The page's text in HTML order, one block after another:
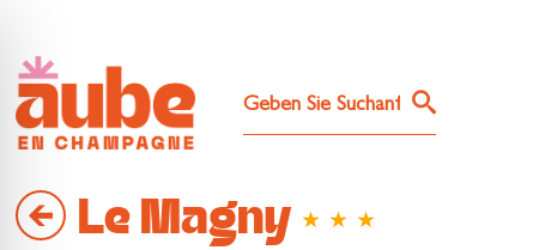
Le Magny